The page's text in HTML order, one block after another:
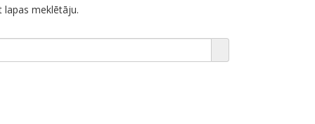
lapas meklētāju.